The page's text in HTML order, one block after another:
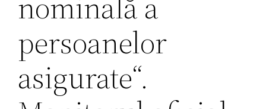
persoanelor
asigurate“.